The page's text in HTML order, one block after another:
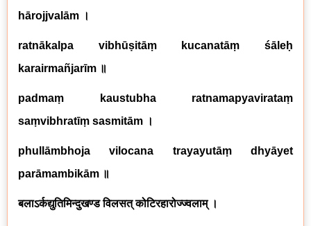
hārojjvalām ।
ratnākalpa vibhūṣitāṃ kucanatāṃ śāleḥ
karairmañjarīm ॥
padmaṃ kaustubha ratnamapyavirataṃ
saṃvibhratīṃ sasmitām ।
phullāmbhoja vilocana trayayutāṃ dhyāyet
parāmambikām ॥
बलाऽर्कद्युतिमिन्दुखण्ड विलसत् कोटिरहारोज्ज्वलाम् ।